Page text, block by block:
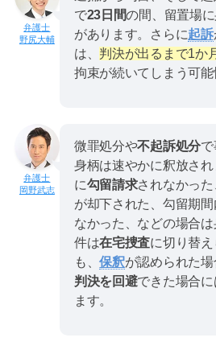
野尻大輔
で23日間の間、留置場
があります。さらに起訴
は、 判決が出るまで1か
拘束が続いてしまう可能
岡野武志
微罪処分や不起訴処分で
身柄は速やかに釈放さ
に勾留請求されなかっ
が却下された、勾留期
なかった、などの場合
件は在宅捜査に切り替
も、保釈が認められた場
判決を回避できた場合
ます。